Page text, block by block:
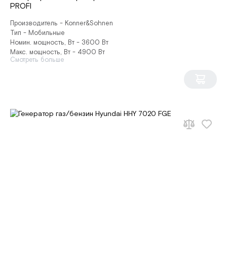
PROFI
Производитель - Konner&Sohnen
Тип - Мобильные
Номин. мощность, Вт - 3600 Вт
Макс. мощность, Вт - 4900 Вт
Смотреть больше